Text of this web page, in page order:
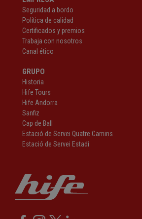
Seguridad a bordo
Política de calidad
Certificados y premios
Trabaja con nosotros
Canal ético
GRUPO
Historia
Hife Tours
Hife Andorra
Sanfiz
Cap de Ball
Estació de Servei Quatre Camins
Estació de Servei Estadi